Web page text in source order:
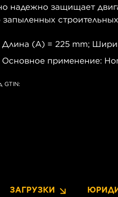
надежно защищает
запыленных
Длина (A) = 225 mm;
Основное применение:
GTIN:
ЗАГРУЗКИ